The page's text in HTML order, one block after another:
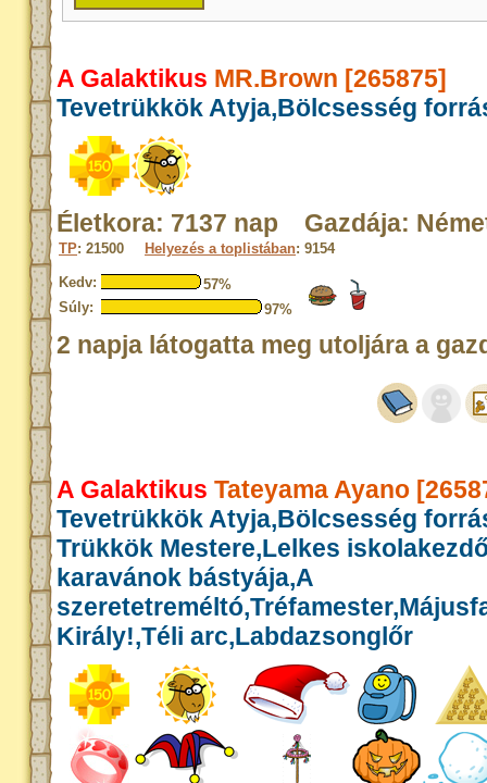
A Galaktikus MR.Brown [265875]
Tevetrükkök Atyja,Bölcsesség
Életkora: 7137 nap Gazdája:
TP: 21500 Helyezés a toplistában: 9154
Kedv:
57%
Súly:
97%
2 napja látogatta meg utoljára a
A Galaktikus Tateyama Ayano
Tevetrükkök Atyja,Bölcsesség
Trükkök Mestere,Lelkes
karavánok bástyája,A
Király!,Téli arc,Labdazsonglőr